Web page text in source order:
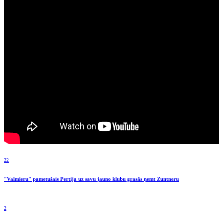
22
"Valmieru" pametušais Pertija uz savu jauno klubu grasās ņemt Zuntneru
2